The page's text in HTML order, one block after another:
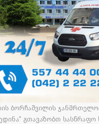
ბორჩაშვილის
გთავაზობთ სასწრაფო